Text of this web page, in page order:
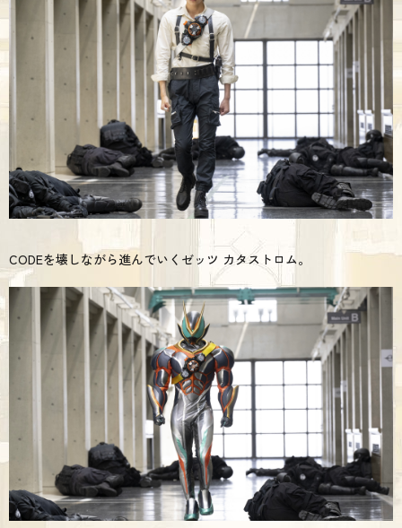
CODEを壊しながら進んでいくゼッツ カタストロム。